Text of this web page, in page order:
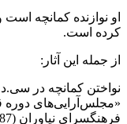
او نوازنده كمانچه
كرده است.
از جمله این آثار:
نواختن كمانچه در سی.دی
«مجلس‌آرایی‌های دوره‌
‌فرهنگسرای نیاوران (‌‌1387‌)